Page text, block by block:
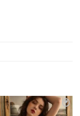
Add to
wishlist